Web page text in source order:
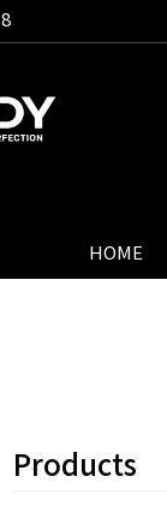
HOME
Products